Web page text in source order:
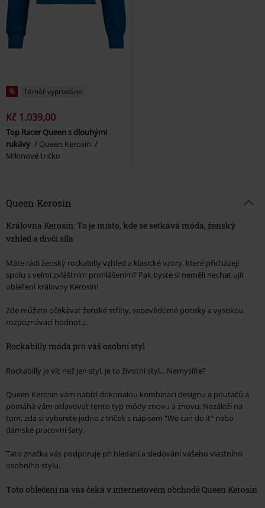
% Téměř vyprodáno
Kč 1.039,00
Top Racer Queen s dlouhými
rukávy
Queen Kerosin
Mikinové tričko
Queen Kerosin
Královna Kerosin: To je místo, kde se setkává móda, ženský
vzhled a dívčí síla
Máte rádi ženský rockabilly vzhled a klasické vzory, které přicházejí
spolu s velmi zvláštním prohlášením? Pak byste si neměli nechat ujít
oblečení královny Kerosin!
Zde můžete očekávat ženské střihy, sebevědomé potisky a vysokou
rozpoznávací hodnotu.
Rockabilly móda pro váš osobní styl
Rockabilly je víc než jen styl, je to životní styl... Nemyslíte?
Queen Kerosin vám nabízí dokonalou kombinaci designu a poutačů a
pomáhá vám oslavovat tento typ módy znovu a znovu. Nezáleží na
tom, zda si vyberete jedno z triček s nápisem "We can do it" nebo
dámské pracovní šaty.
Tato značka vás podporuje při hledání a sledování vašeho vlastního
osobního stylu.
Toto oblečení na vás čeká v internetovém obchodě Queen Kerosin